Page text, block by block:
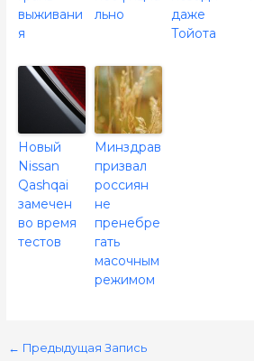
выживани
я
льно
даже
Тойота
Новый
Nissan
Qashqai
замечен
во время
тестов
Минздрав
призвал
россиян
не
пренебре
гать
масочным
режимом
← Предыдущая Запись